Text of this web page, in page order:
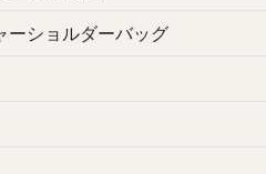
ーショルダーバッグ